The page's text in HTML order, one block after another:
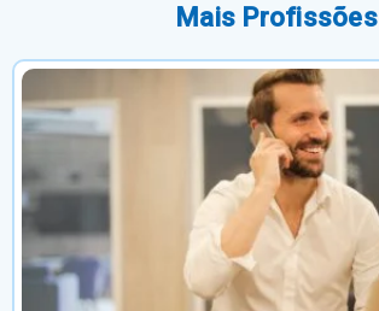
Mais Profissões